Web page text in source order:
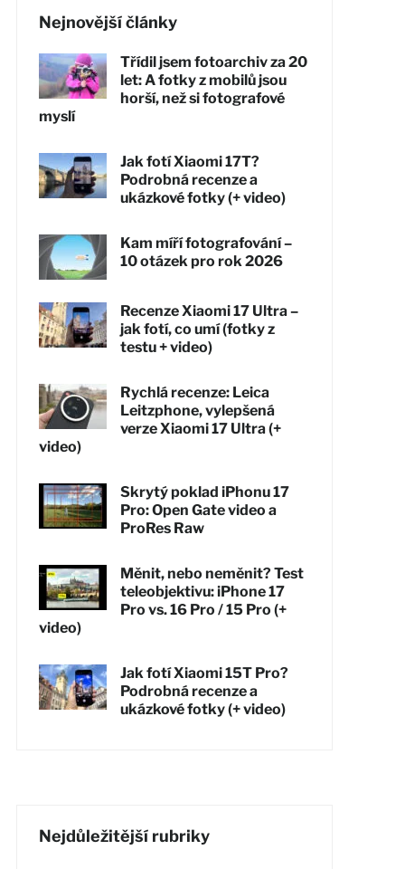
Nejnovější články
Třídil jsem fotoarchiv za 20
let: A fotky z mobilů jsou
horší, než si fotografové
myslí
Jak fotí Xiaomi 17T?
Podrobná recenze a
ukázkové fotky (+ video)
Kam míří fotografování –
10 otázek pro rok 2026
Recenze Xiaomi 17 Ultra –
jak fotí, co umí (fotky z
testu + video)
Rychlá recenze: Leica
Leitzphone, vylepšená
verze Xiaomi 17 Ultra (+
video)
Skrytý poklad iPhonu 17
Pro: Open Gate video a
ProRes Raw
Měnit, nebo neměnit? Test
teleobjektivu: iPhone 17
Pro vs. 16 Pro / 15 Pro (+
video)
Jak fotí Xiaomi 15T Pro?
Podrobná recenze a
ukázkové fotky (+ video)
Nejdůležitější rubriky